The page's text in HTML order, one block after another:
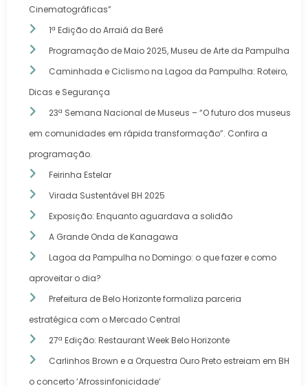
Cinematográficas”
1ª Edição do Arraiá da Berê
Programação de Maio 2025, Museu de Arte da Pampulha
Caminhada e Ciclismo na Lagoa da Pampulha: Roteiro,
Dicas e Segurança
23ª Semana Nacional de Museus – “O futuro dos museus
em comunidades em rápida transformação”. Confira a
programação.
Feirinha Estelar
Virada Sustentável BH 2025
Exposição: Enquanto aguardava a solidão
A Grande Onda de Kanagawa
Lagoa da Pampulha no Domingo: o que fazer e como
aproveitar o dia?
Prefeitura de Belo Horizonte formaliza parceria
estratégica com o Mercado Central
27ª Edição: Restaurant Week Belo Horizonte
Carlinhos Brown e a Orquestra Ouro Preto estreiam em BH
o concerto ‘Afrossinfonicidade’